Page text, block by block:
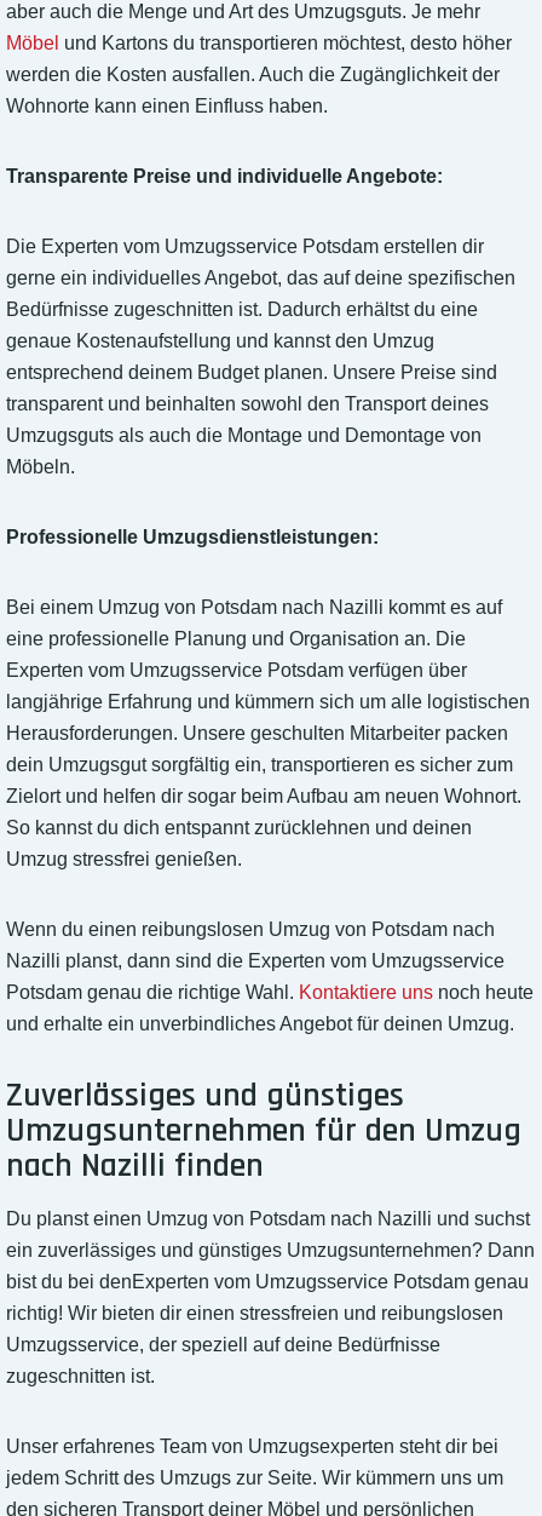
aber auch die Menge und Art des Umzugsguts. Je mehr
Möbel und Kartons du transportieren möchtest, desto höher
werden die Kosten ausfallen. Auch die Zugänglichkeit der
Wohnorte kann einen Einfluss haben.
Transparente Preise und individuelle Angebote:
Die Experten vom Umzugsservice Potsdam erstellen dir
gerne ein individuelles Angebot, das auf deine spezifischen
Bedürfnisse zugeschnitten ist. Dadurch erhältst du eine
genaue Kostenaufstellung und kannst den Umzug
entsprechend deinem Budget planen. Unsere Preise sind
transparent und beinhalten sowohl den Transport deines
Umzugsguts als auch die Montage und Demontage von
Möbeln.
Professionelle Umzugsdienstleistungen:
Bei einem Umzug von Potsdam nach Nazilli kommt es auf
eine professionelle Planung und Organisation an. Die
Experten vom Umzugsservice Potsdam verfügen über
langjährige Erfahrung und kümmern sich um alle logistischen
Herausforderungen. Unsere geschulten Mitarbeiter packen
dein Umzugsgut sorgfältig ein, transportieren es sicher zum
Zielort und helfen dir sogar beim Aufbau am neuen Wohnort.
So kannst du dich entspannt zurücklehnen und deinen
Umzug stressfrei genießen.
Wenn du einen reibungslosen Umzug von Potsdam nach
Nazilli planst, dann sind die Experten vom Umzugsservice
Potsdam genau die richtige Wahl. Kontaktiere uns noch heute
und erhalte ein unverbindliches Angebot für deinen Umzug.
Zuverlässiges und günstiges
Umzugsunternehmen für den Umzug
nach Nazilli finden
Du planst einen Umzug von Potsdam nach Nazilli und suchst
ein zuverlässiges und günstiges Umzugsunternehmen? Dann
bist du bei denExperten vom Umzugsservice Potsdam genau
richtig! Wir bieten dir einen stressfreien und reibungslosen
Umzugsservice, der speziell auf deine Bedürfnisse
zugeschnitten ist.
Unser erfahrenes Team von Umzugsexperten steht dir bei
jedem Schritt des Umzugs zur Seite. Wir kümmern uns um
den sicheren Transport deiner Möbel und persönlichen